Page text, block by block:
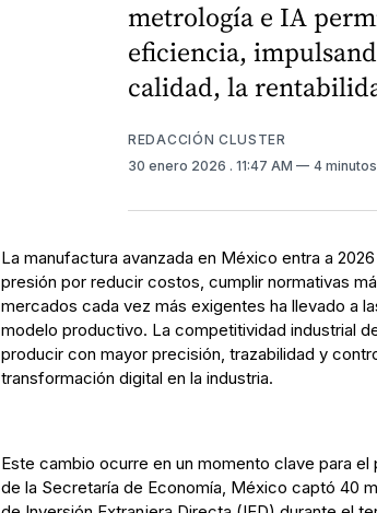
metrología e IA
eficiencia,
calidad, la
REDACCIÓN CLUSTER
30 enero 2026 . 11:47 AM 4
La manufactura avanzada en México entra a
presión por reducir costos, cumplir normativas
mercados cada vez más exigentes ha llevado a
modelo productivo. La competitividad industrial
producir con mayor precisión, trazabilidad y
transformación digital en la industria.
Este cambio ocurre en un momento clave para
de la Secretaría de Economía, México captó 40